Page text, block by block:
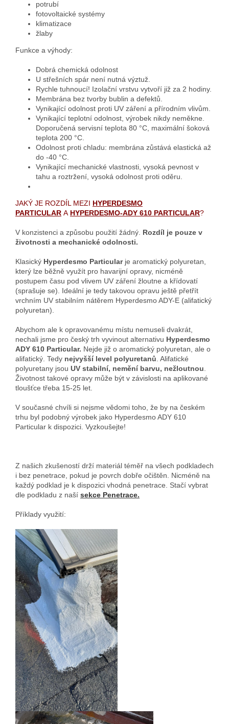
potrubí
fotovoltaické systémy
klimatizace
žlaby
Funkce a výhody:
Dobrá chemická odolnost
U střešních spár není nutná výztuž.
Rychle tuhnoucí! Izolační vrstvu vytvoří již za 2 hodiny.
Membrána bez tvorby bublin a defektů.
Vynikající odolnost proti UV záření a přírodním vlivům.
Vynikající teplotní odolnost, výrobek nikdy neměkne.
Doporučená servisní teplota 80 °C, maximální šoková
teplota 200 °C.
Odolnost proti chladu: membrána zůstává elastická až
do -40 °C.
Vynikající mechanické vlastnosti, vysoká pevnost v
tahu a roztržení, vysoká odolnost proti oděru.
JAKÝ JE ROZDÍL MEZI HYPERDESMO
PARTICULAR A HYPERDESMO-ADY 610 PARTICULAR?
V konzistenci a způsobu použití žádný. Rozdíl je pouze v
životnosti a mechanické odolnosti.
Klasický Hyperdesmo Particular je aromatický polyuretan,
který lze běžně využít pro havarijní opravy, nicméně
postupem času pod vlivem UV záření žloutne a křídovatí
(sprašuje se). Ideální je tedy takovou opravu ještě přetřít
vrchním UV stabilním nátěrem Hyperdesmo ADY-E (alifatický
polyuretan).
Abychom ale k opravovanému místu nemuseli dvakrát,
nechali jsme pro český trh vyvinout alternativu Hyperdesmo
ADY 610 Particular. Nejde již o aromatický polyuretan, ale o
alifatický. Tedy nejvyšší level polyuretanů. Alifatické
polyuretany jsou UV stabilní, nemění barvu, nežloutnou.
Životnost takové opravy může být v závislosti na aplikované
tloušťce třeba 15-25 let.
V současné chvíli si nejsme vědomi toho, že by na českém
trhu byl podobný výrobek jako Hyperdesmo ADY 610
Particular k dispozici. Vyzkoušejte!
Z našich zkušeností drží materiál téměř na všech podkladech
i bez penetrace, pokud je povrch dobře očištěn. Nicméně na
každý podklad je k dispozici vhodná penetrace. Stačí vybrat
dle podkladu z naší sekce Penetrace.
Příklady využití: